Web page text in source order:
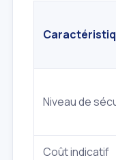
Niveau de
Coût indicatif